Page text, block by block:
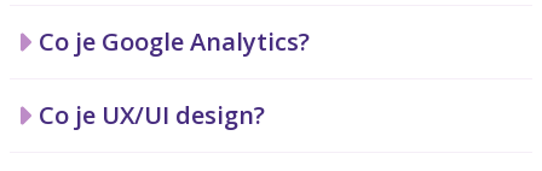
Co je Google Analytics?
Co je UX/UI design?